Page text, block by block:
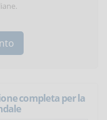
completa per la